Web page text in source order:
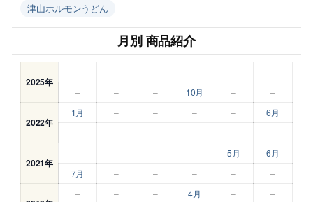
津山ホルモンうどん
月別 商品紹介
2025年
– – – – –
–
–
– – 10月 – –
2022年
1月 – – – –
6月
–
– – – – –
2021年
– – – – 5月
6月
7月
– – – – –
– – – 4月 –
–